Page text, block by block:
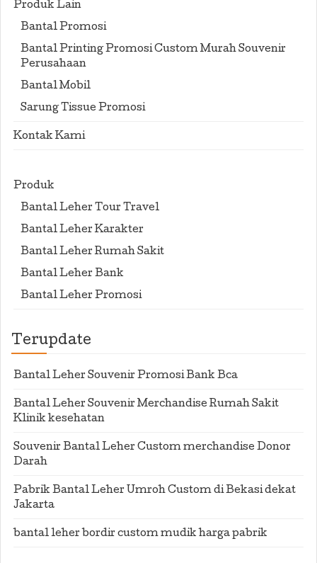
Produk Lain
Bantal Promosi
Bantal Printing Promosi Custom Murah Souvenir
Perusahaan
Bantal Mobil
Sarung Tissue Promosi
Kontak Kami
Produk
Bantal Leher Tour Travel
Bantal Leher Karakter
Bantal Leher Rumah Sakit
Bantal Leher Bank
Bantal Leher Promosi
Terupdate
Bantal Leher Souvenir Promosi Bank Bca
Bantal Leher Souvenir Merchandise Rumah Sakit
Klinik kesehatan
Souvenir Bantal Leher Custom merchandise Donor
Darah
Pabrik Bantal Leher Umroh Custom di Bekasi dekat
Jakarta
bantal leher bordir custom mudik harga pabrik